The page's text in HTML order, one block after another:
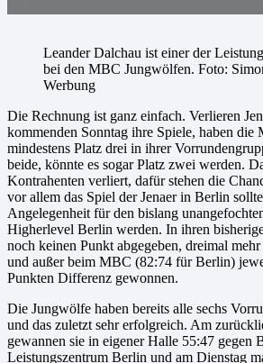
Leander Dalchau ist einer der
bei den MBC Jungwölfen. Foto:
Werbung
Die Rechnung ist ganz einfach. Verlieren
kommenden Sonntag ihre Spiele, haben
mindestens Platz drei in ihrer
beide, könnte es sogar Platz zwei werden.
Kontrahenten verliert, dafür stehen die
vor allem das Spiel der Jenaer in Berlin
Angelegenheit für den bislang
Higherlevel Berlin werden. In ihren
noch keinen Punkt abgegeben, dreimal
und außer beim MBC (82:74 für Berlin)
Punkten Differenz gewonnen.
Die Jungwölfe haben bereits alle sechs
und das zuletzt sehr erfolgreich. Am
gewannen sie in eigener Halle 55:47 gegen
Leistungszentrum Berlin und am Dienstag